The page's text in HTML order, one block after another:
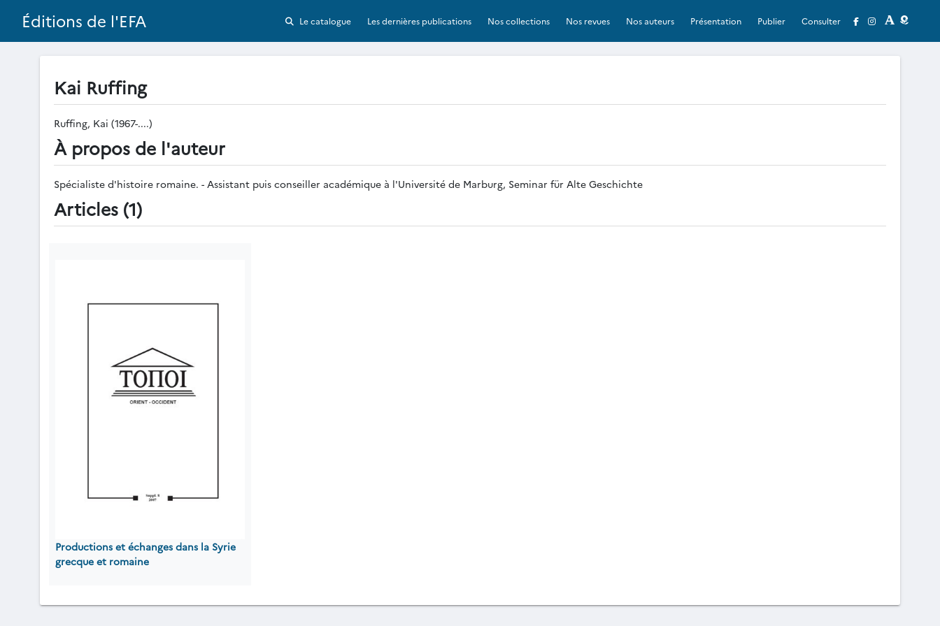
Éditions de l'EFA Le catalogue Les dernières publications Nos collections Nos revues Nos auteurs Présentation Publier Consulter
Kai Ruffing
Ruffing, Kai (1967-....)
À propos de l'auteur
Spécialiste d'histoire romaine. - Assistant puis conseiller académique à l'Université de Marburg, Seminar für Alte Geschichte
Articles (1)
Productions et échanges dans la Syrie
grecque et romaine